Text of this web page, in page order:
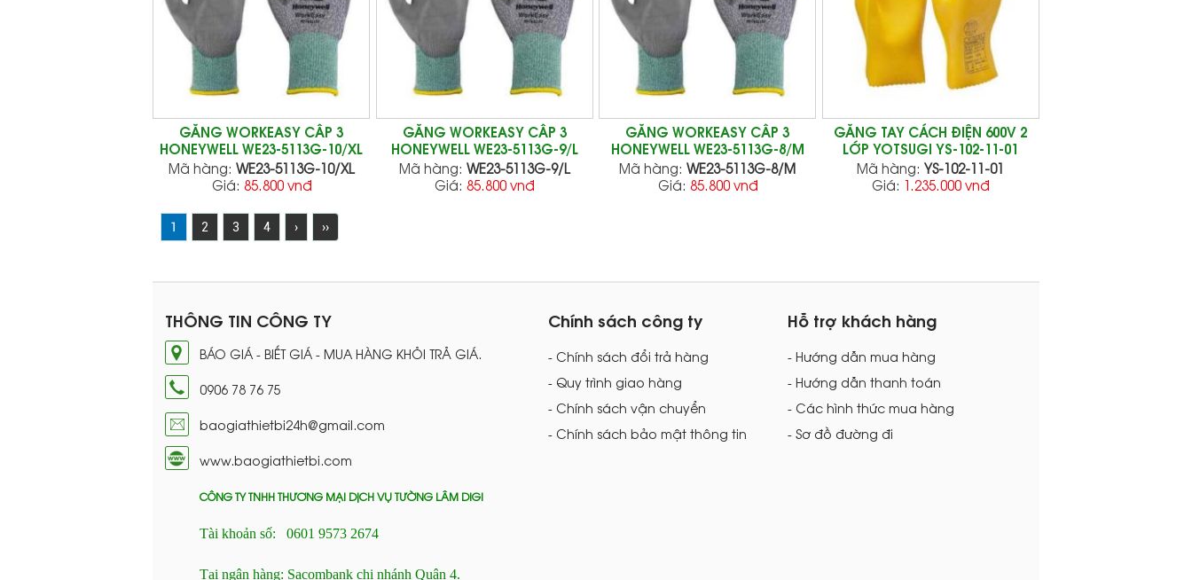
GĂNG WORKEASY CẤP 3
HONEYWELL WE23-5113G-10/XL
Mã hàng: WE23-5113G-10/XL
Giá: 85.800 vnđ
GĂNG WORKEASY CẤP 3
HONEYWELL WE23-5113G-9/L
Mã hàng: WE23-5113G-9/L
Giá:85.800 vnđ
GĂNG WORKEASY CẤP 3
HONEYWELL WE23-5113G-8/M
Mã hàng:WE23-5113G-8/M
Giá: 85.800 vnđ
GĂNG TAY CÁCH ĐIỆN 600V 2
LỚP YOTSUGI YS-102-11-01
Mã hàng:YS-102-11-01
Giá: 1.235.000 vnđ
1 2 3 4 › ››
THÔNG TIN CÔNG TY
BÁO GIÁ - BIẾT GIÁ - MUA HÀNG KHỎI TRẢ GIÁ.
0906 78 76 75
baogiathietbi24h@gmail.com
www.baogiathietbi.com
CÔNG TY TNHH THƯƠNG MẠI DỊCH VỤ TƯỜNG LÂM DIGI
Tài khoản số: 0601 9573 2674
Tại ngân hàng: Sacombank chi nhánh Quận 4.
Chính sách công ty
- Chính sách đổi trả hàng
- Quy trình giao hàng
- Chính sách vận chuyển
- Chính sách bảo mật thông tin
Hỗ trợ khách hàng
- Hướng dẫn mua hàng
- Hướng dẫn thanh toán
- Các hình thức mua hàng
- Sơ đồ đường đi